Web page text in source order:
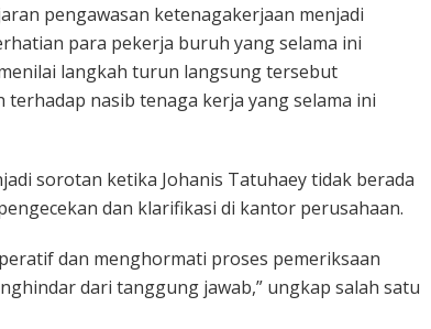
pengawasan ketenagakerjaan menjadi
para pekerja buruh yang selama ini
langkah turun langsung tersebut
nasib tenaga kerja yang selama ini
sorotan ketika Johanis Tatuhaey tidak berada
dan klarifikasi di kantor perusahaan.
dan menghormati proses pemeriksaan
dari tanggung jawab,” ungkap salah satu